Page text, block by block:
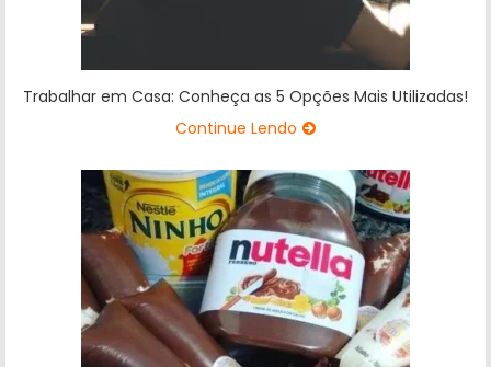
Trabalhar em Casa: Conheça as 5 Opções Mais Utilizadas!
Continue Lendo